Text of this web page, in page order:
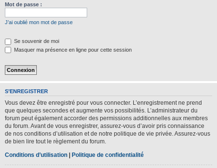
Mot de passe :
J’ai oublié mon mot de passe
Se souvenir de moi
Masquer ma présence en ligne pour cette session
S’ENREGISTRER
Vous devez être enregistré pour vous connecter. L’enregistrement ne prend
que quelques secondes et augmente vos possibilités. L’administrateur du
forum peut également accorder des permissions additionnelles aux membres
du forum. Avant de vous enregistrer, assurez-vous d’avoir pris connaissance
de nos conditions d’utilisation et de notre politique de vie privée. Assurez-vous
de bien lire tout le règlement du forum.
Conditions d’utilisation | Politique de confidentialité